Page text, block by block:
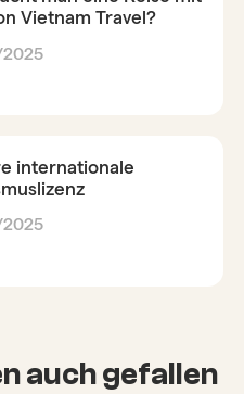
Vietnam Travel?
internationale
auch gefallen